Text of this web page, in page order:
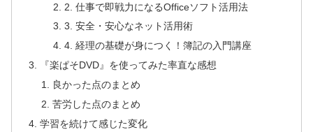
2. 仕事で即戦力になるOfficeソフト活用法
3. 安全・安心なネット活用術
4. 経理の基礎が身につく！簿記の入門講座
『楽ぱそDVD』を使ってみた率直な感想
良かった点のまとめ
苦労した点のまとめ
学習を続けて感じた変化